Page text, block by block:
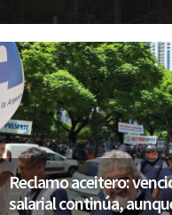
Reclamo aceitero:
salarial continúa,